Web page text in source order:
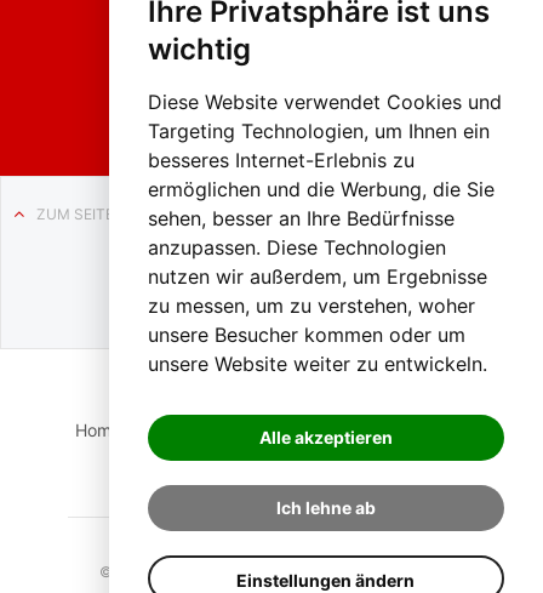
Ihre Privatsphäre ist uns
wichtig
Diese Website verwendet Cookies und
Targeting Technologien, um Ihnen ein
besseres Internet-Erlebnis zu
ermöglichen und die Werbung, die Sie
sehen, besser an Ihre Bedürfnisse
anzupassen. Diese Technologien
nutzen wir außerdem, um Ergebnisse
zu messen, um zu verstehen, woher
unsere Besucher kommen oder um
unsere Website weiter zu entwickeln.
Alle akzeptieren
Ich lehne ab
Einstellungen ändern
sumzug
Liezen
ZUM SEITENANFANG
Auf BLO24.at werben?
+43 (0)664 2226600
Home Suche Login Impressum
Datenschutz
© 2023 BLO24.at – Bezirk Liezen Online |